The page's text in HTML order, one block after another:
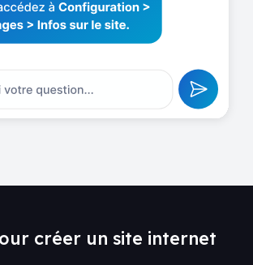
créer un site internet